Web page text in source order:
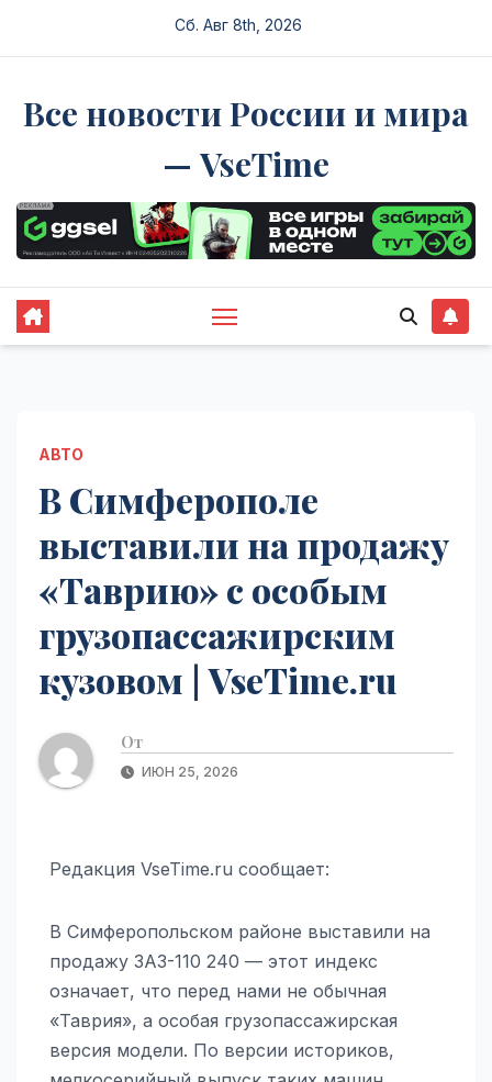
Сб. Авг 8th, 2026
Все новости России и мира
— VseTime
АВТО
В Симферополе
выставили на продажу
«Таврию» с особым
грузопассажирским
кузовом | VseTime.ru
От
ИЮН 25, 2026
Редакция VseTime.ru сообщает:
В Симферопольском районе выставили на
продажу ЗАЗ-110 240 — этот индекс
означает, что перед нами не обычная
«Таврия», а особая грузопассажирская
версия модели. По версии историков,